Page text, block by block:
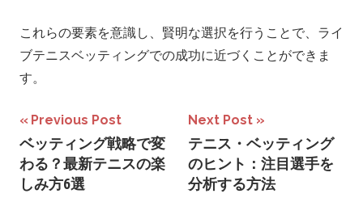
これらの要素を意識し、賢明な選択を行うことで、ライ
ブテニスベッティングでの成功に近づくことができま
す。
投
稿
ナ
Previous Post
ベッティング戦略で変
わる？最新テニスの楽
しみ方6選
Next Post
テニス・ベッティング
のヒント：注目選手を
分析する方法